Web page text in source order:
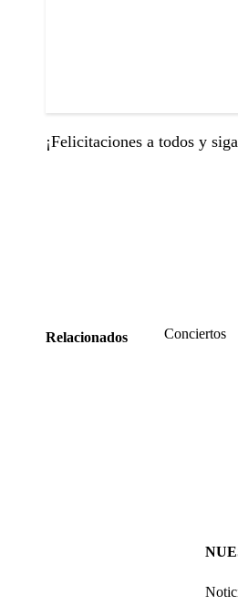
¡Felicitaciones a todos y
Relacionados Conciertos